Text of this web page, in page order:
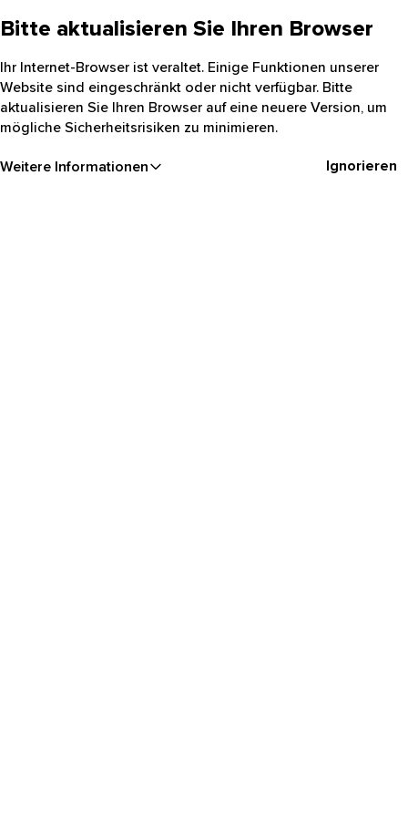
Bitte aktualisieren Sie Ihren Browser
Ihr Internet-Browser ist veraltet. Einige Funktionen unserer
Website sind eingeschränkt oder nicht verfügbar. Bitte
aktualisieren Sie Ihren Browser auf eine neuere Version, um
mögliche Sicherheitsrisiken zu minimieren.
Weitere Informationen Ignorieren